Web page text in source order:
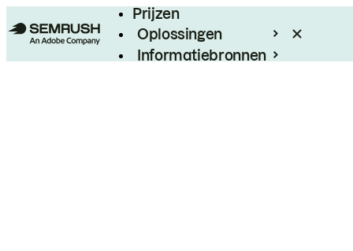
Prijzen
Oplossingen
Informatiebronnen